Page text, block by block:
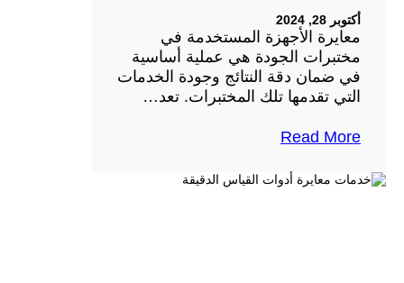
أكتوبر 28, 2024
معايرة الأجهزة المستخدمة في
مختبرات الجودة هي عملية أساسية
في ضمان دقة النتائج وجودة الخدمات
التي تقدمها تلك المختبرات. تعد…
Read More